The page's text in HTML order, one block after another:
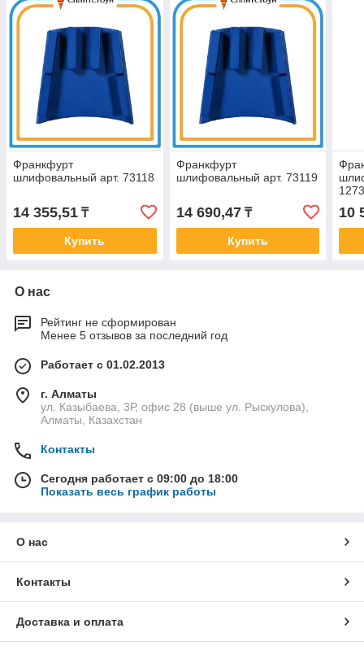
Франкфурт
шлифовальный арт. 73118
14 355,51 ₸
Купить
Франкфурт
шлифовальный арт. 73119
14 690,47₸
Купить
10
О нас
Рейтинг не сформирован
Менее 5 отзывов за последний год
Работает с 01.02.2013
г. Алматы
ул. Казыбаева, 3Р, офис 28 (выше ул. Рыскулова),
Алматы, Казахстан
Контакты
Сегодня работает с 09:00 до 18:00
Показать весь график работы
О нас
Контакты
Доставка и оплата